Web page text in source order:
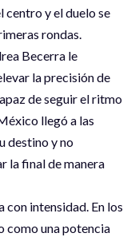
centro y el duelo se
rondas.
Becerra le
la precisión de
de seguir el ritmo
llegó a las
destino y no
la final de manera
intensidad. En los
como una potencia